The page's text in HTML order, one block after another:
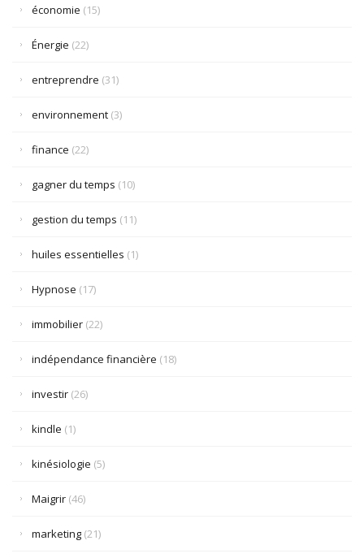
économie (15)
Énergie (22)
entreprendre (31)
environnement (3)
finance (22)
gagner du temps (10)
gestion du temps (11)
huiles essentielles (1)
Hypnose (17)
immobilier (22)
indépendance financière (18)
investir (26)
kindle (1)
kinésiologie (5)
Maigrir (46)
marketing (21)